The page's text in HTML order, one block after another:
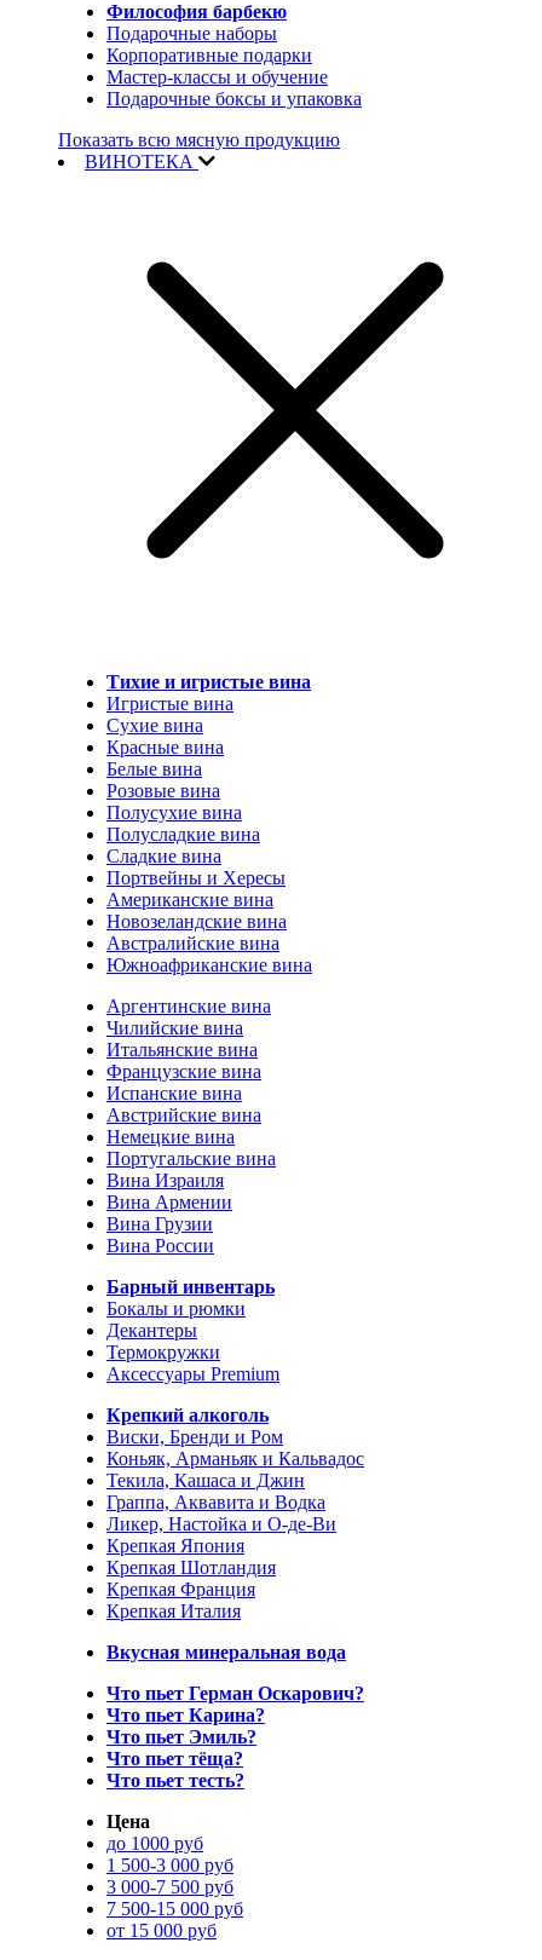
Философия барбекю
Подарочные наборы
Корпоративные подарки
Мастер-классы и обучение
Подарочные боксы и упаковка
Показать всю мясную продукцию
ВИНОТЕКА
Тихие и игристые вина
Игристые вина
Сухие вина
Красные вина
Белые вина
Розовые вина
Полусухие вина
Полусладкие вина
Сладкие вина
Портвейны и Хересы
Американские вина
Новозеландские вина
Австралийские вина
Южноафриканские вина
Аргентинские вина
Чилийские вина
Итальянские вина
Французские вина
Испанские вина
Австрийские вина
Немецкие вина
Португальские вина
Вина Израиля
Вина Армении
Вина Грузии
Вина России
Барный инвентарь
Бокалы и рюмки
Декантеры
Термокружки
Аксессуары Premium
Крепкий алкоголь
Виски, Бренди и Ром
Коньяк, Арманьяк и Кальвадос
Текила, Кашаса и Джин
Граппа, Аквавита и Водка
Ликер, Настойка и О-де-Ви
Крепкая Япония
Крепкая Шотландия
Крепкая Франция
Крепкая Италия
Вкусная минеральная вода
Что пьет Герман Оскарович?
Что пьет Карина?
Что пьет Эмиль?
Что пьет тёща?
Что пьет тесть?
Цена
до 1000 руб
1 500-3 000 руб
3 000-7 500 руб
7 500-15 000 руб
от 15 000 руб